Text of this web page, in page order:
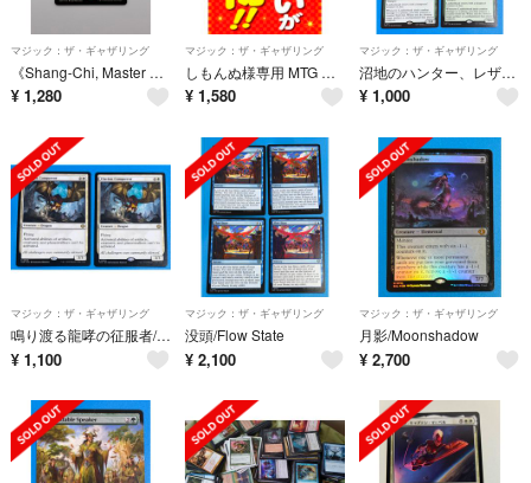
マジック：ザ・ギャザリング
《Shang-Chi, Master of Kung Fu》EN
¥ 1,280
マジック：ザ・ギャザリング
しもんぬ様専用 MTG まとめ買い
¥ 1,580
マジック：ザ・ギャザリング
沼地のハンター、レザーヘッド
¥ 1,000
マジック：ザ・ギャザリング
鳴り渡る龍哮の征服者/Clarion Conqueror
¥ 1,100
マジック：ザ・ギャザリング
没頭/Flow State
¥ 2,100
マジック：ザ・ギャザリング
月影/Moonshadow
¥ 2,700